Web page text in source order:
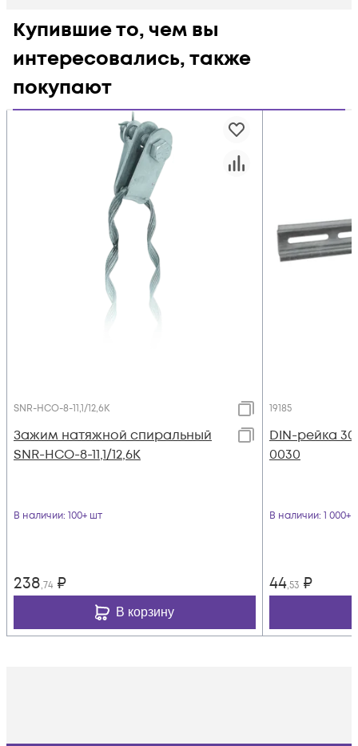
Купившие то, чем вы
интересовались, также
покупают
SNR-НСО-8-11,1/12,6К
Зажим натяжной спиральный
SNR-НСО-8-11,1/12,6К
В наличии: 100+ шт
238,74 ₽
В корзину
19185
DIN-рейка
0030
В наличии: 1 000+
44,53 ₽